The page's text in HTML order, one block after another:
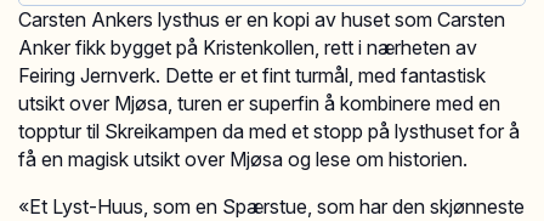
Carsten Ankers lysthus er en kopi av huset som Carsten
Anker fikk bygget på Kristenkollen, rett i nærheten av
Feiring Jernverk. Dette er et fint turmål, med fantastisk
utsikt over Mjøsa, turen er superfin å kombinere med en
topptur til Skreikampen da med et stopp på lysthuset for å
få en magisk utsikt over Mjøsa og lese om historien.
«Et Lyst-Huus, som en Spærstue, som har den skjønneste